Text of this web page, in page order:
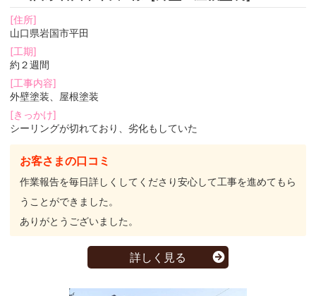
[住所]
山口県岩国市平田
[工期]
約２週間
[工事内容]
外壁塗装、屋根塗装
[きっかけ]
シーリングが切れており、劣化もしていた
お客さまの口コミ
作業報告を毎日詳しくしてくださり安心して工事を進めてもら
うことができました。
ありがとうございました。
詳しく見る